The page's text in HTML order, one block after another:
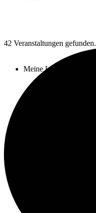
Meine Leistungen
42 Veranstaltungen gefunden.